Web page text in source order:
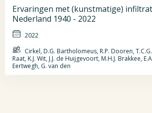
Ervaringen met (kunstmatige)
Nederland 1940 - 2022
2022
Cirkel, D.G. Bartholomeus, R.P. Dooren,
Raat, K.J. Wit, J.J. de Huijgevoort, M.H.J. Brakkee,
Eertwegh, G. van den